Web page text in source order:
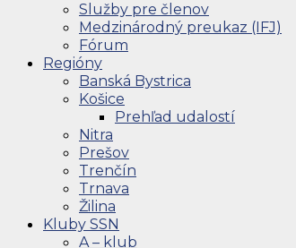
Služby pre členov
Medzinárodný preukaz (IFJ)
Fórum
Regióny
Banská Bystrica
Košice
Prehľad udalostí
Nitra
Prešov
Trenčín
Trnava
Žilina
Kluby SSN
A – klub